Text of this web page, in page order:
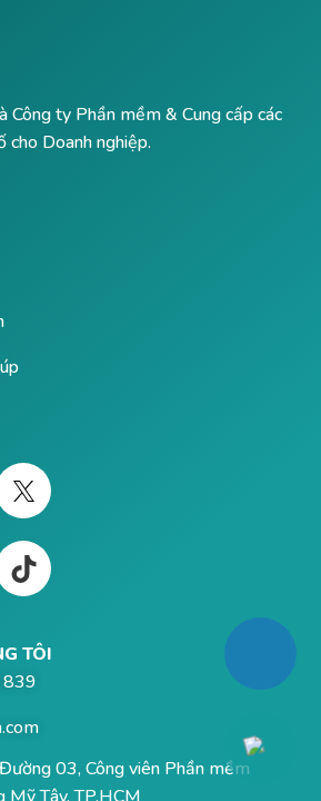
Công ty Phần mềm & Cung cấp các
cho Doanh nghiệp.
TÔI
03, Công viên Phần mềm